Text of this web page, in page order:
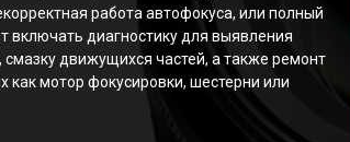
работа автофокуса, или полный
включать диагностику для выявления
смазку движущихся частей, а также ремонт
мотор фокусировки, шестерни или